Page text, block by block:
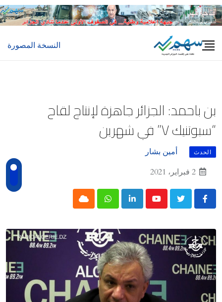
Skip
to
النسخة المصورة
بن باحمد: الجزائر جاهزة لإنتاج لقاح
“سبوتنيك V” في شهرين
الحدث
أمين بشار
2 فبراير، 2021
Youtube
LinkedIn
Whatsapp
Cloud